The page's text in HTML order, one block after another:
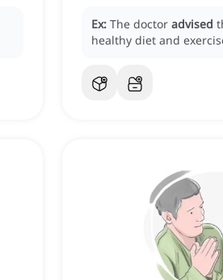
Ex: The doctor advised
healthy diet and